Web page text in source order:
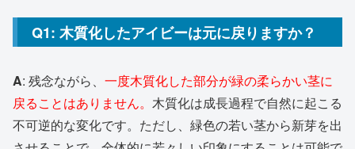
Q1: 木質化したアイビーは元に戻りますか？
A: 残念ながら、 一度木質化した部分が緑の柔らかい茎に
戻ることはありません。 木質化は成長過程で自然に起こる
不可逆的な変化です。ただし、緑色の若い茎から新芽を出